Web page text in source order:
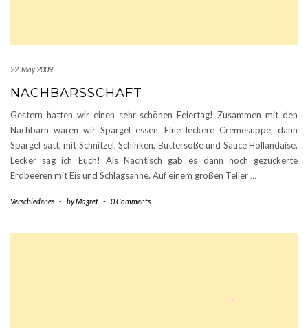
22. May 2009
NACHBARSSCHAFT
Gestern hatten wir einen sehr schönen Feiertag! Zusammen mit den
Nachbarn waren wir Spargel essen. Eine leckere Cremesuppe, dann
Spargel satt, mit Schnitzel, Schinken, Buttersoße und Sauce Hollandaise.
Lecker sag ich Euch! Als Nachtisch gab es dann noch gezuckerte
Erdbeeren mit Eis und Schlagsahne. Auf einem großen Teller…
Verschiedenes - byMagret - 0 Comments